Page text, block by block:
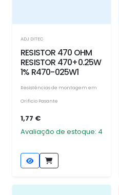
ADJ DITEC
RESISTOR 470 OHM
RESISTOR 470+0.25W
1% R470-025W1
Resistências de montagem em
Orificio Pasante
1,77 €
Avaliação de estoque: 4